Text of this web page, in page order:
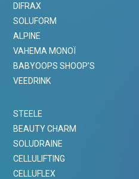
DIFRAX
SOLUFORM
ALPINE
VAHEMA MONOÏ
BABYOOPS SHOOP’S
VEEDRINK
STEELE
BEAUTY CHARM
SOLUDRAINE
CELLULIFTING
CELLUFLEX